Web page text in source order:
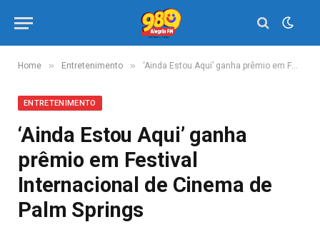
Home » Entretenimento » ‘Ainda Estou Aqui’ ganha prêmio em Festival Internacional de Cinema de Palm Springs
ENTRETENIMENTO
‘Ainda Estou Aqui’ ganha
prêmio em Festival
Internacional de Cinema de
Palm Springs